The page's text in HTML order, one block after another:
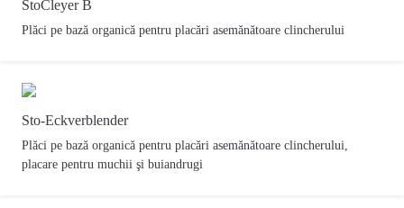
StoCleyer B
Plăci pe bază organică pentru placări asemănătoare clincherului
Sto-Eckverblender
Plăci pe bază organică pentru placări asemănătoare clincherului,
placare pentru muchii şi buiandrugi